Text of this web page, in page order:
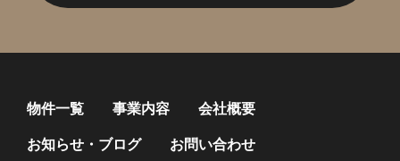
物件一覧 事業内容 会社概要
お知らせ・ブログ お問い合わせ